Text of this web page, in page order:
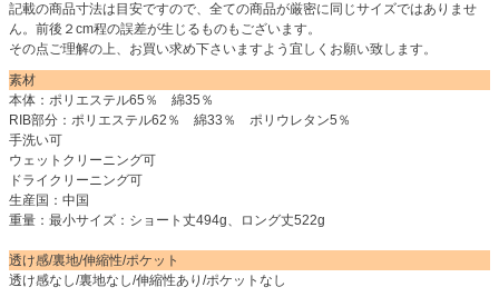
記載の商品寸法は目安ですので、全ての商品が厳密に同じサイズではありませ
ん。前後２cm程の誤差が生じるものもございます。
その点ご理解の上、お買い求め下さいますよう宜しくお願い致します。
素材
本体：ポリエステル65％ 綿35％
RIB部分：ポリエステル62％ 綿33％ ポリウレタン5％
手洗い可
ウェットクリーニング可
ドライクリーニング可
生産国：中国
重量：最小サイズ：ショート丈494g、ロング丈522g
透け感/裏地/伸縮性/ポケット
透け感なし/裏地なし/伸縮性あり/ポケットなし